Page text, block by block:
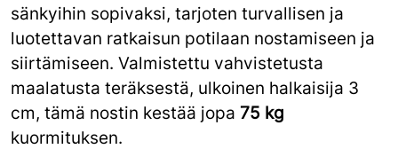
sänkyihin sopivaksi, tarjoten turvallisen ja
luotettavan ratkaisun potilaan nostamiseen ja
siirtämiseen. Valmistettu vahvistetusta
maalatusta teräksestä, ulkoinen halkaisija 3
cm, tämä nostin kestää jopa 75 kg
kuormituksen.